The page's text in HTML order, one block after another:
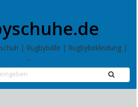
| Rugbybälle | Rugbybekleidung |
...